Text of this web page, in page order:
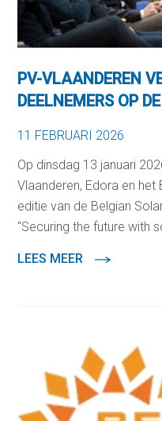
PV-VLAANDEREN
DEELNEMERS OP
11 FEBRUARI 2026
Op dinsdag 13 januari
Vlaanderen, Edora en
editie van de Belgian
“Securing the future with
LEES MEER